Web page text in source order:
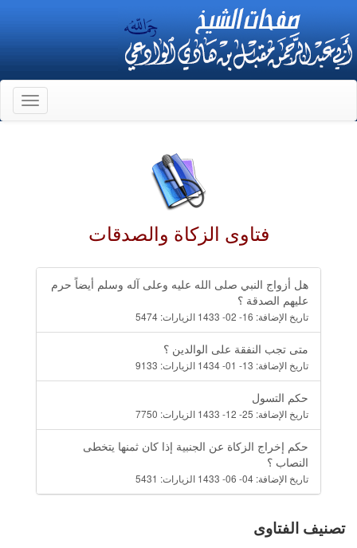
فتاوى الزكاة والصدقات
هل أزواج النبي صلى الله عليه وعلى آله وسلم أيضاً حرم
عليهم الصدقة ؟
تاريخ الإضافة: 16- 02- 1433 الزيارات: 5474
متى تجب النفقة على الوالدين ؟
تاريخ الإضافة: 13- 01- 1434 الزيارات: 9133
حكم التسول
تاريخ الإضافة: 25- 12- 1433 الزيارات: 7750
حكم إخراج الزكاة عن الجنبية إذا كان ثمنها يتخطى
النصاب ؟
تاريخ الإضافة: 04- 06- 1433 الزيارات: 5431
تصنيف الفتاوى